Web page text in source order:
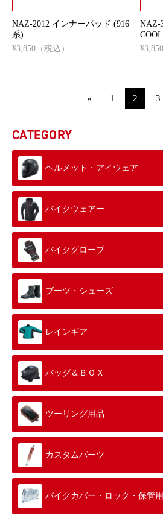
NAZ-2012 インナーパッド (916
系)
¥3,850（税込）
NAZ-
« 1 2 3
CATEGORY
ヘルメット・アイウェア
バイクウェアー
バイクグローブ
ブーツ・シューズ
レインギア
バッグ＆ＢＯＸ
ツーリング用品
カスタムパーツ
バイクカバー・ロック・保管